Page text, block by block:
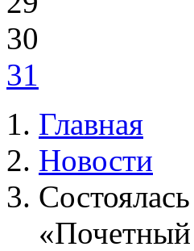
30
31
Главная
Новости